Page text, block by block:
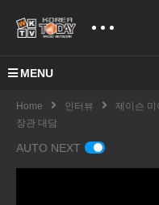
MENU
Home 인터뷰
제이슨 미
장관 대담
AUTO NEXT